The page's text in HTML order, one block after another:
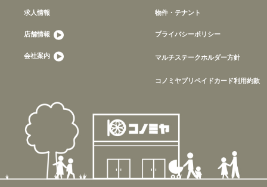
求人情報
店舗情報
会社案内
物件・テナント
プライバシーポリシー
マルチステークホルダー方針
コノミヤプリペイドカード利用約款